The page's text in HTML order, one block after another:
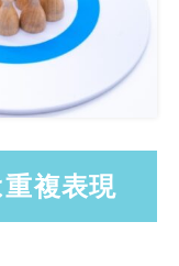
複表現